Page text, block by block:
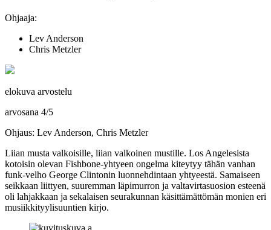
Ohjaaja:
Lev Anderson
Chris Metzler
elokuva arvostelu
arvosana 4/5
Ohjaus: Lev Anderson, Chris Metzler
Liian musta valkoisille, liian valkoinen mustille. Los Angelesista
kotoisin olevan Fishbone-yhtyeen ongelma kiteytyy tähän vanhan
funk-velho George Clintonin luonnehdintaan yhtyeestä. Samaiseen
seikkaan liittyen, suuremman läpimurron ja valtavirtasuosion esteenä
oli lahjakkaan ja sekalaisen seurakunnan käsittämättömän monien eri
musiikkityylisuuntien kirjo.